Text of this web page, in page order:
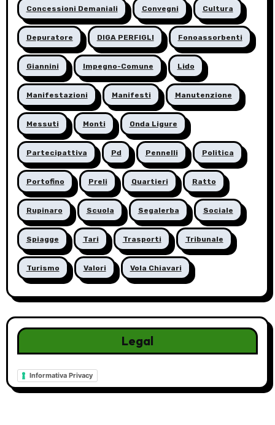
Concessioni Demaniali Convegni Cultura
Depuratore DIGA PERFIGLI Fonoassorbenti
Giannini Impegno-Comune Lido
Manifestazioni Manifesti Manutenzione
Messuti Monti Onda Ligure
Partecipattiva Pd Pennelli Politica
Portofino Preli Quartieri Ratto
Rupinaro Scuola Segalerba Sociale
Spiagge Tari Trasporti Tribunale
Turismo Valori Vola Chiavari
Legal
Informativa Privacy